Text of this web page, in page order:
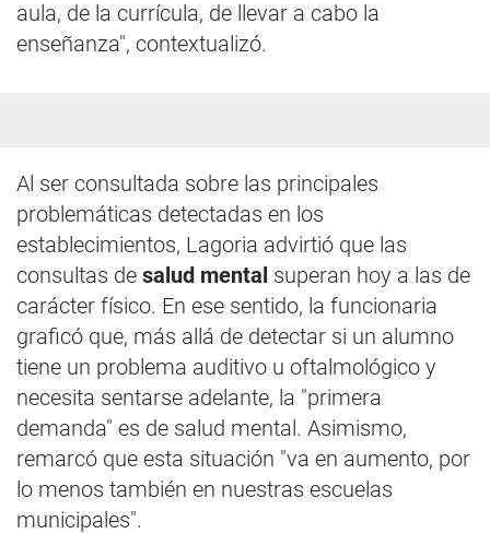
aula, de la currícula, de llevar a cabo la
enseñanza", contextualizó.
Al ser consultada sobre las principales
problemáticas detectadas en los
establecimientos, Lagoria advirtió que las
consultas de salud mental superan hoy a las de
carácter físico. En ese sentido, la funcionaria
graficó que, más allá de detectar si un alumno
tiene un problema auditivo u oftalmológico y
necesita sentarse adelante, la "primera
demanda" es de salud mental. Asimismo,
remarcó que esta situación "va en aumento, por
lo menos también en nuestras escuelas
municipales".